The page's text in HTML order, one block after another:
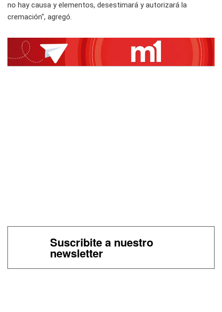
no hay causa y elementos, desestimará y autorizará la
cremación", agregó.
Suscribite a nuestro
newsletter